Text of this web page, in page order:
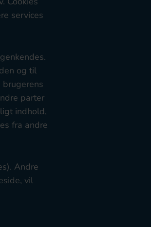
services
og til
parter
indhold,
fra andre
Andre
vil